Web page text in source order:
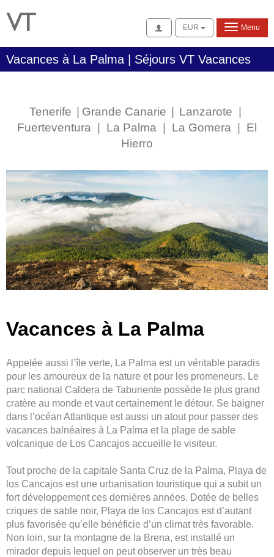
Se connecter
EUR Menu
Vacances à La Palma | Séjours VT Vacances
Tenerife Grande Canarie Lanzarote
Fuerteventura
La Palma La Gomera
El
Hierro
Vacances à La Palma
Appelée aussi l’île verte, La Palma est un véritable paradis
pour les amoureux de la nature et pour les promeneurs. Le
parc national Caldera de Taburiente possède le plus grand
cratère au monde et vaut certainement le détour. Se baigner
dans l’océan Atlantique est aussi un atout pour passer des
vacances balnéaires à La Palma et la plage de sable
volcanique de Los Cancajos accueille le visiteur.
Tout proche de la capitale Santa Cruz de la Palma, Playa de
los Cancajos est une urbanisation touristique qui a subit un
fort développement ces dernières années. Dotée de belles
criques de sable noir, Playa de los Cancajos est d’autant
plus favorisée qu’elle bénéficie d’un climat très favorable.
Non loin, sur la montagne de la Brena, est installé un
mirador depuis lequel on peut observer un très beau